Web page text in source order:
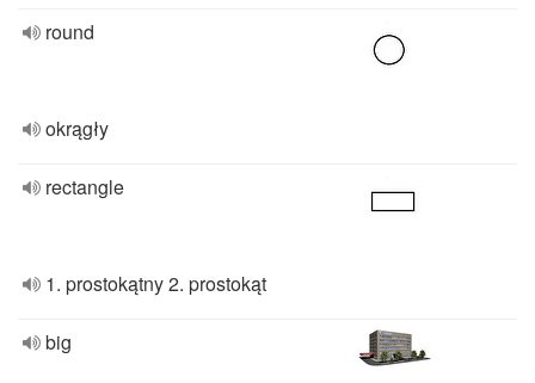
round
okrągły
rectangle
1. prostokątny 2. prostokąt
big